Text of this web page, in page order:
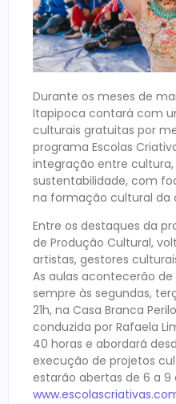
Durante os meses de
Itapipoca contará com
culturais gratuitas por
programa Escolas
integração entre
sustentabilidade, com
na formação cultural da
Entre os destaques da
de Produção Cultural,
artistas, gestores
As aulas acontecerão de
sempre às segundas,
21h, na Casa Branca
conduzida por Rafaela
40 horas e abordará
execução de projetos
estarão abertas de 6 a 9